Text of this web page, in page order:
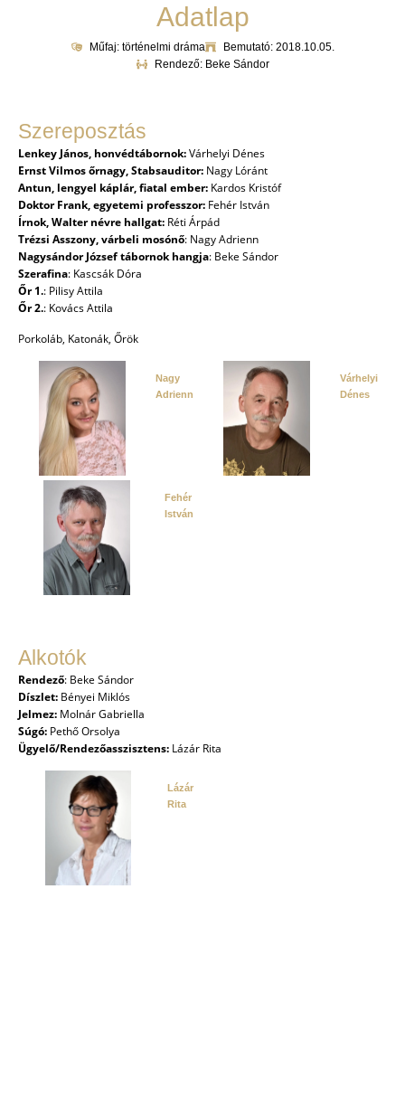
Adatlap
Műfaj: történelmi dráma
Bemutató: 2018.10.05.
Rendező: Beke Sándor
Szereposztás
Lenkey János, honvédtábornok:Várhelyi Dénes
Ernst Vilmos őrnagy, Stabsauditor: Nagy Lóránt
Antun, lengyel káplár, fiatal ember: Kardos Kristóf
Doktor Frank, egyetemi professzor: Fehér István
Írnok, Walter névre hallgat: Réti Árpád
Trézsi Asszony, várbeli mosónő: Nagy Adrienn
Nagysándor József tábornok hangja: Beke Sándor
Szerafina: Kascsák Dóra
Őr 1.: Pilisy Attila
Őr 2.: Kovács Attila
Porkoláb, Katonák, Őrök
Nagy
Adrienn
Várhelyi
Dénes
Fehér
István
Alkotók
Rendező: Beke Sándor
Díszlet: Bényei Miklós
Jelmez: Molnár Gabriella
Súgó: Pethő Orsolya
Ügyelő/Rendezőasszisztens: Lázár Rita
Lázár
Rita